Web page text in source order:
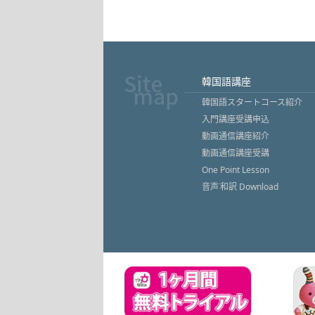
韓国語講座
韓国語スタートコース紹介
入門講座受講申込
動画通信講座紹介
動画通信講座受講
One Point Lesson
音声˙和訳 Download